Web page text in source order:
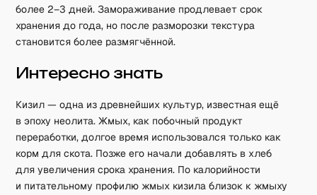
более 2–3 дней. Замораживание продлевает срок
хранения до года, но после разморозки текстура
становится более размягчённой.
Интересно знать
Кизил — одна из древнейших культур, известная ещё
в эпоху неолита. Жмых, как побочный продукт
переработки, долгое время использовался только как
корм для скота. Позже его начали добавлять в хлеб
для увеличения срока хранения. По калорийности
и питательному профилю жмых кизила близок к жмыху